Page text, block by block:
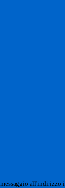
all'indirizzo